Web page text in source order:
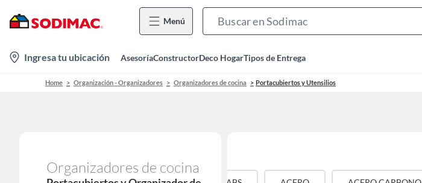
Menú
Bar
location-
icon
Ingresa tu ubicación AsesoríaConstructorDeco HogarTipos de Entrega
Home Organización - Organizadores Organizadores de cocina Portacubiertos y Utensilios
Organizadores de cocina